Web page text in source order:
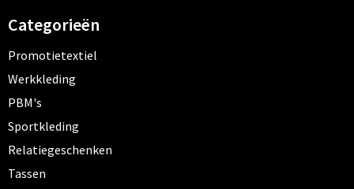
Categorieën
Promotietextiel
Werkkleding
PBM's
Sportkleding
Relatiegeschenken
Tassen